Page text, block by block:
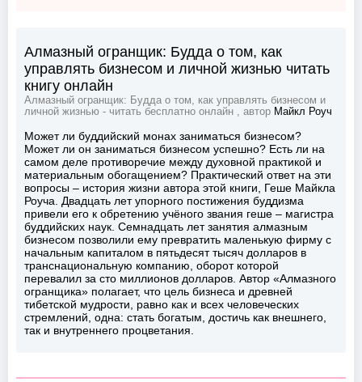
Алмазный огранщик: Будда о том, как
управлять бизнесом и личной жизнью читать
книгу онлайн
Алмазный огранщик: Будда о том, как управлять бизнесом и
личной жизнью - читать бесплатно онлайн , автор Майкл Роуч
Может ли буддийский монах заниматься бизнесом?
Может ли он заниматься бизнесом успешно? Есть ли на
самом деле противоречие между духовной практикой и
материальным обогащением? Практический ответ на эти
вопросы – история жизни автора этой книги, Геше Майкла
Роуча. Двадцать лет упорного постижения буддизма
привели его к обретению учёного звания геше – магистра
буддийских наук. Семнадцать лет занятия алмазным
бизнесом позволили ему превратить маленькую фирму с
начальным капиталом в пятьдесят тысяч долларов в
транснациональную компанию, оборот которой
перевалил за сто миллионов долларов. Автор «Алмазного
огранщика» полагает, что цель бизнеса и древней
тибетской мудрости, равно как и всех человеческих
стремлений, одна: стать богатым, достичь как внешнего,
так и внутреннего процветания.